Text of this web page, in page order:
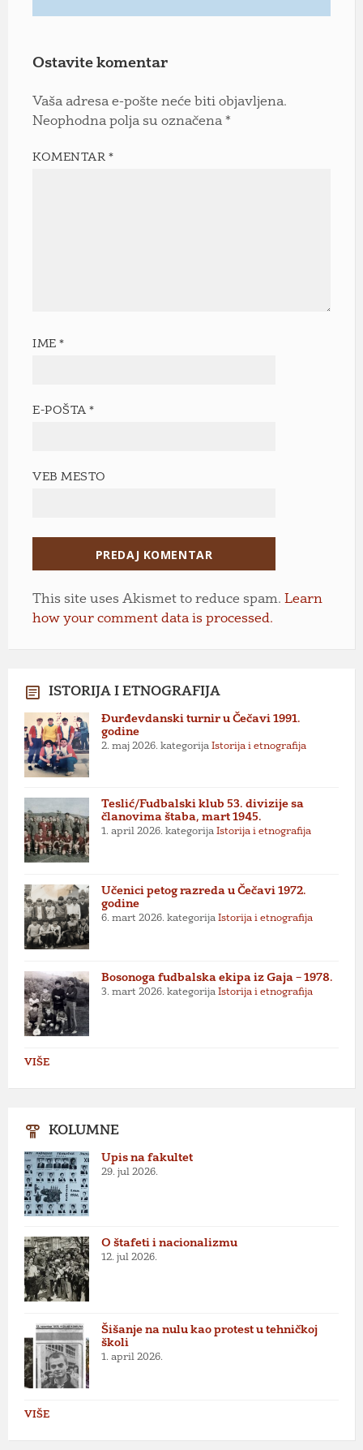
Ostavite komentar
Vaša adresa e-pošte neće biti objavljena.
Neophodna polja su označena *
KOMENTAR*
IME*
E-POŠTA*
VEB MESTO
This site uses Akismet to reduce spam. Learn
how your comment data is processed.
ISTORIJA I ETNOGRAFIJA
Đurđevdanski turnir u Čečavi 1991.
godine
2. maj 2026. kategorija Istorija i etnografija
Teslić/Fudbalski klub 53. divizije sa
članovima štaba, mart 1945.
1. april 2026. kategorija Istorija i etnografija
Učenici petog razreda u Čečavi 1972.
godine
6. mart 2026. kategorija Istorija i etnografija
Bosonoga fudbalska ekipa iz Gaja – 1978.
3. mart 2026. kategorija Istorija i etnografija
VIŠE
KOLUMNE
Upis na fakultet
29. jul 2026.
O štafeti i nacionalizmu
12. jul 2026.
Šišanje na nulu kao protest u tehničkoj
školi
1. april 2026.
VIŠE